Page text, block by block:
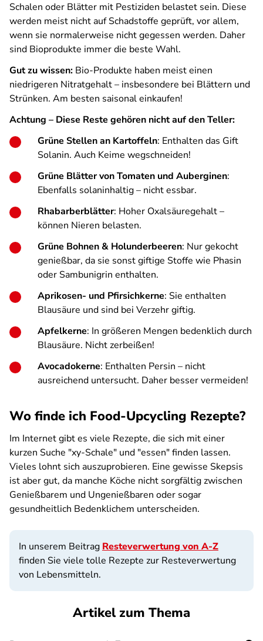
Schalen oder Blätter mit Pestiziden belastet sein. Diese
werden meist nicht auf Schadstoffe geprüft, vor allem,
wenn sie normalerweise nicht gegessen werden. Daher
sind Bioprodukte immer die beste Wahl.
Gut zu wissen: Bio-Produkte haben meist einen
niedrigeren Nitratgehalt – insbesondere bei Blättern und
Strünken. Am besten saisonal einkaufen!
Achtung – Diese Reste gehören nicht auf den Teller:
Grüne Stellen an Kartoffeln: Enthalten das Gift
Solanin. Auch Keime wegschneiden!
Grüne Blätter von Tomaten und Auberginen:
Ebenfalls solaninhaltig – nicht essbar.
Rhabarberblätter: Hoher Oxalsäuregehalt –
können Nieren belasten.
Grüne Bohnen & Holunderbeeren: Nur gekocht
genießbar, da sie sonst giftige Stoffe wie Phasin
oder Sambunigrin enthalten.
Aprikosen- und Pfirsichkerne: Sie enthalten
Blausäure und sind bei Verzehr giftig.
Apfelkerne: In größeren Mengen bedenklich durch
Blausäure. Nicht zerbeißen!
Avocadokerne: Enthalten Persin – nicht
ausreichend untersucht. Daher besser vermeiden!
Wo finde ich Food-Upcycling Rezepte?
Im Internet gibt es viele Rezepte, die sich mit einer
kurzen Suche "xy-Schale" und "essen" finden lassen.
Vieles lohnt sich auszuprobieren. Eine gewisse Skepsis
ist aber gut, da manche Köche nicht sorgfältig zwischen
Genießbarem und Ungenießbaren oder sogar
gesundheitlich Bedenklichem unterscheiden.
In unserem Beitrag Resteverwertung von A-Z
finden Sie viele tolle Rezepte zur Resteverwertung
von Lebensmitteln.
Artikel zum Thema